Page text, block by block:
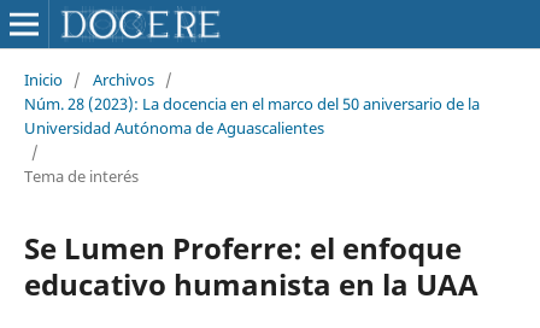
Inicio / Archivos /
Núm. 28 (2023): La docencia en el marco del 50 aniversario de la
Universidad Autónoma de Aguascalientes
/
Tema de interés
Se Lumen Proferre: el enfoque
educativo humanista en la UAA